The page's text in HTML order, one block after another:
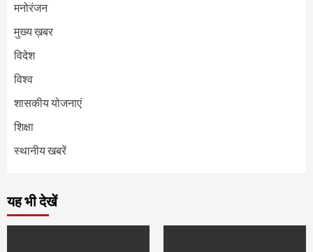
मनोरंजन
मुख्य ख़बर
विदेश
विश्व
शासकीय योजनाएं
शिक्षा
स्थानीय खबरें
यह भी देखें